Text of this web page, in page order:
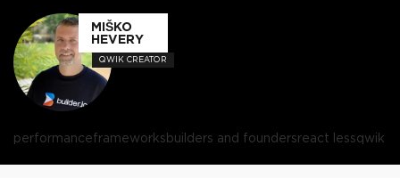
MIŠKO
HEVERY
QWIK CREATOR
performanceframeworksbuilders and foundersreact lessqwik